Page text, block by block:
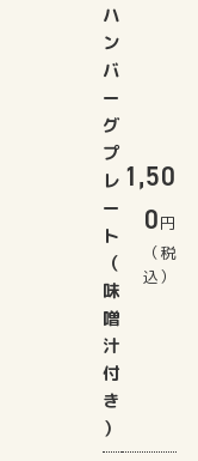
ハ
ン
バ
ー
グ
プ
レ
ー
ト
（
味
噌
汁
付
き
）
1,50
0円
（税
込）